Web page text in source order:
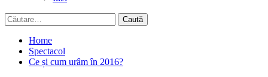
Caută
după:
Home
Spectacol
Ce și cum urâm în 2016?